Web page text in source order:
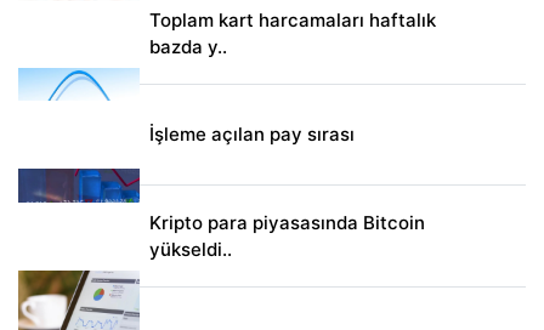
Toplam kart harcamaları haftalık
bazda y..
İşleme açılan pay sırası
Kripto para piyasasında Bitcoin
yükseldi..